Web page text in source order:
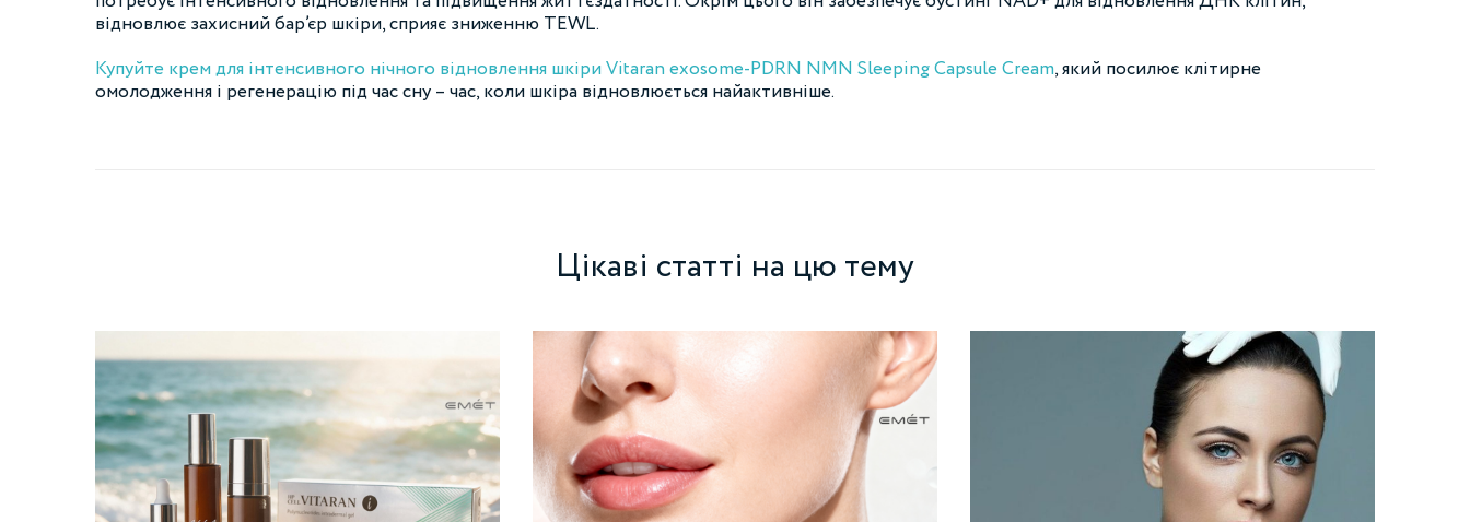
відновлює захисний бар’єр шкіри, сприяє зниженню TEWL.
Купуйте крем для інтенсивного нічного відновлення шкіри Vitaran exosome-PDRN NMN Sleeping Capsule Cream, який посилює клітирне
омолодження і регенерацію під час сну – час, коли шкіра відновлюється найактивніше.
Цікаві статті на цю тему